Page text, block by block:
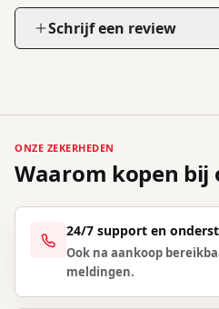
Schrijf een review
ONZE ZEKERHEDEN
Waarom kopen bij
24/7 support en
Ook na aankoop
meldingen.